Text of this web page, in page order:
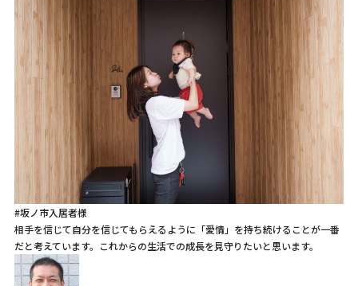
#坂ノ市入居者様
相手を信じて自分を信じてもらえるように「愛情」を持ち続けることが一番
だと考えています。これからの生活での成長を見守りたいと思います。